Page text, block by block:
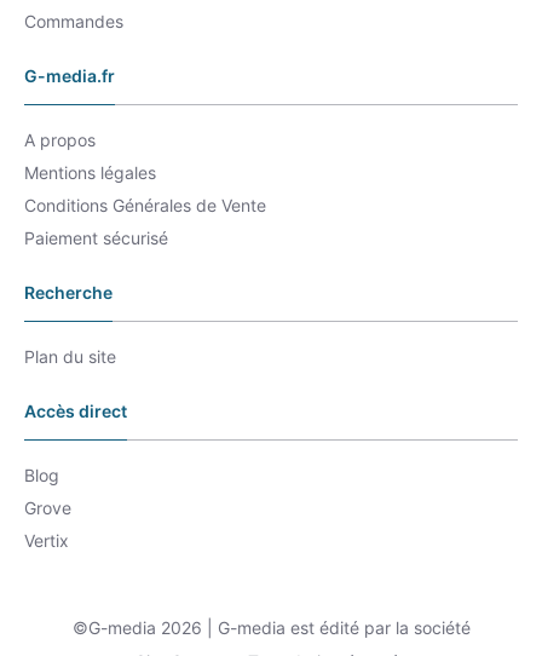
Commandes
G-media.fr
A propos
Mentions légales
Conditions Générales de Vente
Paiement sécurisé
Recherche
Plan du site
Accès direct
Blog
Grove
Vertix
©G-media 2026 | G-media est édité par la société